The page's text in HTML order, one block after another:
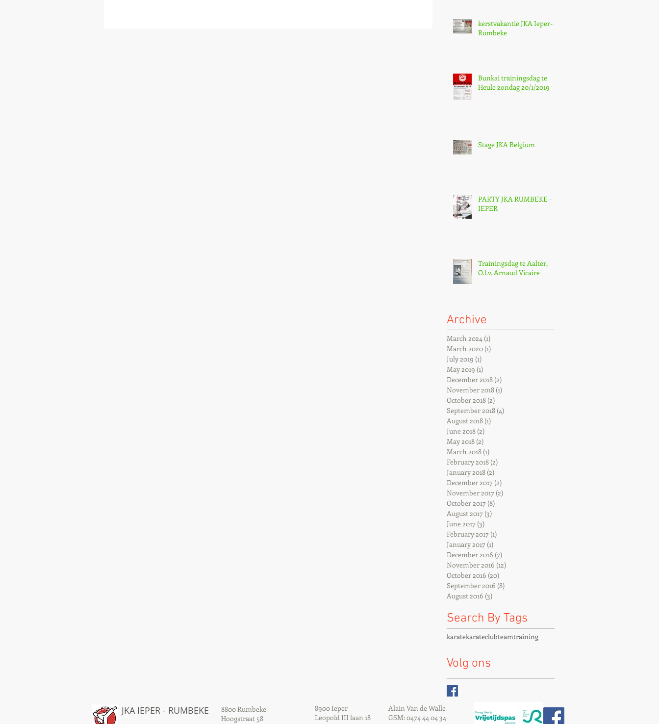
kerstvakantie JKA Ieper-
Rumbeke
Bunkai trainingsdag te
Heule zondag 20/1/2019
Stage JKA Belgium
PARTY JKA RUMBEKE -
IEPER
Trainingsdag te Aalter,
O.l.v. Arnaud Vicaire
Archive
March 2024 (1)
March 2020 (1)
July 2019 (1)
May 2019 (1)
December 2018 (2)
November 2018 (1)
October 2018 (2)
September 2018 (4)
August 2018 (1)
June 2018 (2)
May 2018 (2)
March 2018 (1)
February 2018 (2)
January 2018 (2)
December 2017 (2)
November 2017 (2)
October 2017 (8)
August 2017 (3)
June 2017 (3)
February 2017 (1)
January 2017 (1)
December 2016 (7)
November 2016 (12)
October 2016 (20)
September 2016 (8)
August 2016 (3)
Search By Tags
karatekarateclubteamtraining
Volg ons
JKA IEPER - RUMBEKE
8800 Rumbeke
Hoogstraat 58
8900 Ieper
Leopold III laan 18
Alain Van de Walle
GSM: 0474 44 04 34